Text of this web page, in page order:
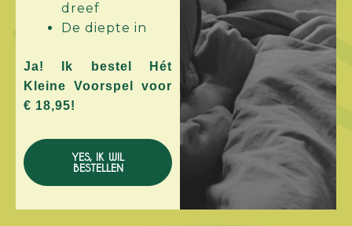
dreef
De diepte in
Ja! Ik bestel Hét
Kleine Voorspel voor
€ 18,95!
YES, IK WIL
BESTELLEN